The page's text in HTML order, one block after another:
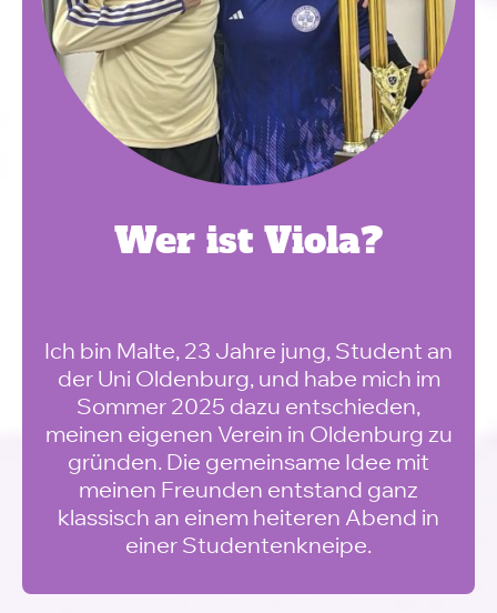
Wer ist Viola?
Ich bin Malte, 23 Jahre jung, Student an
der Uni Oldenburg, und habe mich im
Sommer 2025 dazu entschieden,
meinen eigenen Verein in Oldenburg zu
gründen. Die gemeinsame Idee mit
meinen Freunden entstand ganz
klassisch an einem heiteren Abend in
einer Studentenkneipe.